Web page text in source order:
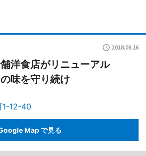
2018.08.16
洋食店がリニューアル
味を守り続け
1-12-40
Map で見る